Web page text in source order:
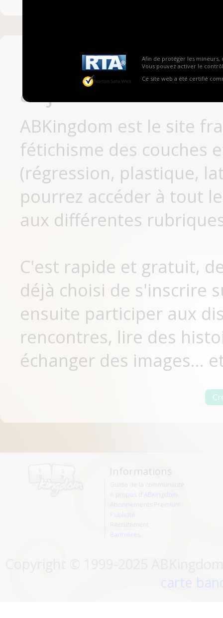
Afin de protéger les mineurs,
Vous pouvez activer le
Ce site web a été certifié
Pas encore
aujourd'hui
ABKingdom est le site
fétichisme des couches
(régression, plastique,
pourrez accéder à tout
aux différentes
C'est rapide et gratuit,
déjà choisi de s'inscrire
ensuite participer aux
rencontres, lire des
échanger des images...
Informations
Guide de la communauté
A propos d'ABKingdom
Abonnements Premium
Publicité
Recrutement
Bannières
carte